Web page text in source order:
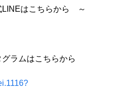
はこちらから ～
ラムはこちらから